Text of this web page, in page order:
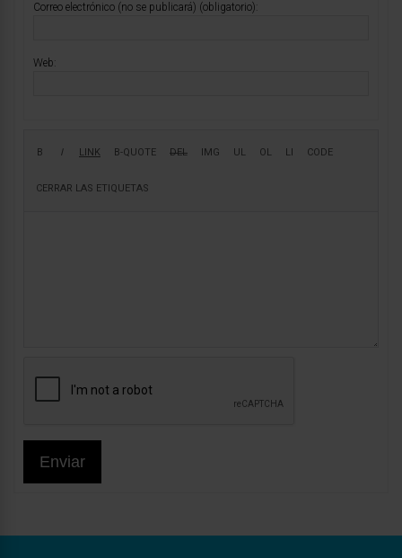
Correo electrónico (no se publicará) (obligatorio):
Web:
Enviar